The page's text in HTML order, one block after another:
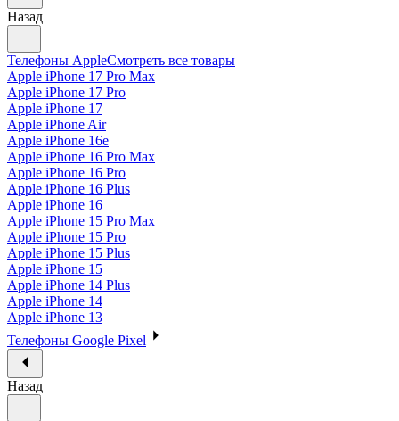
Назад
Телефоны AppleСмотреть все товары
Apple iPhone 17 Pro Max
Apple iPhone 17 Pro
Apple iPhone 17
Apple iPhone Air
Apple iPhone 16e
Apple iPhone 16 Pro Max
Apple iPhone 16 Pro
Apple iPhone 16 Plus
Apple iPhone 16
Apple iPhone 15 Pro Max
Apple iPhone 15 Pro
Apple iPhone 15 Plus
Apple iPhone 15
Apple iPhone 14 Plus
Apple iPhone 14
Apple iPhone 13
Телефоны Google Pixel
Назад